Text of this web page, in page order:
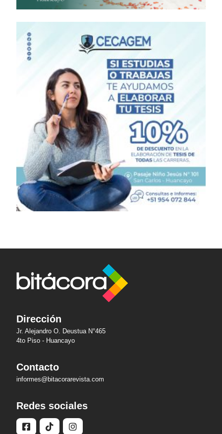
Dirección
Jr. Alejandro O. Deustua N°465
4to Piso - Huancayo
Contacto
informes@bitacorarevista.com
Redes sociales